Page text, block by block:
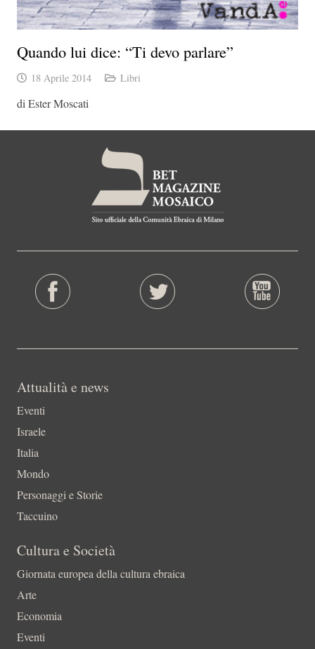
Quando lui dice: “Ti devo parlare”
18 Aprile 2014 Libri
di Ester Moscati
Attualità e news
Eventi
Israele
Italia
Mondo
Personaggi e Storie
Taccuino
Cultura e Società
Giornata europea della cultura ebraica
Arte
Economia
Eventi